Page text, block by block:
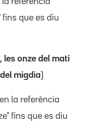
fins que es diu
les onze del matí
migdia)
la referència
fins que es diu